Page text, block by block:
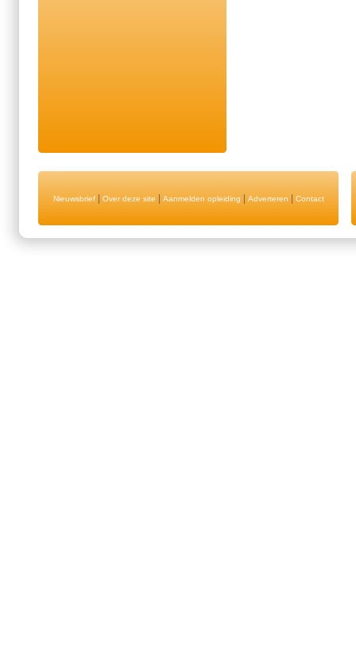
Nieuwsbrief| Over deze site Aanmelden opleiding Adverteren Contact